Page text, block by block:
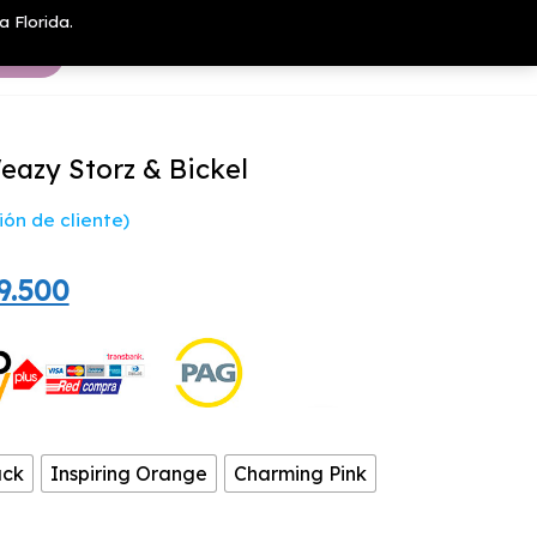
Florida.
Storz & Bickel
de cliente)
El
actual
$289.500.
Inspiring Orange Charming Pink